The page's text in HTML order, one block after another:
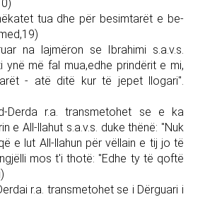
tua dhe për besimtarët e be­
na lajmëron se Ibrahimi s.a.v.s.
ynë më fal mua,edhe prindërit e mi,
- atë ditë kur të jepet llogari".
Derda r.a. trans­me­tohet se e ka
e All-llahut s.a.v.s. duke thënë: "Nuk
e lut All-llahun për vëllain e tij jo të
mos t'i thotë: "Edhe ty të qoftë
r.a. trans­me­tohet se i Dërguari i